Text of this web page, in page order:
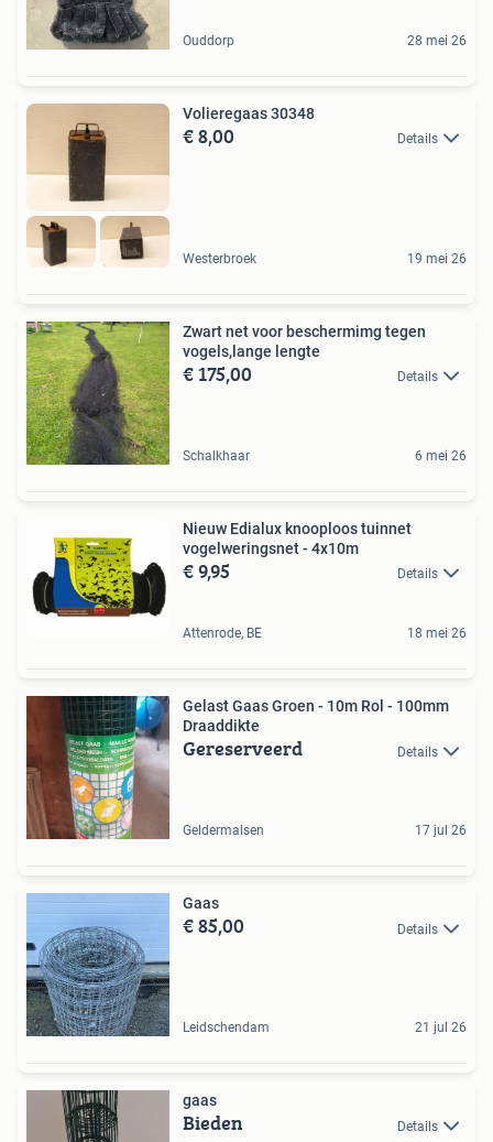
Ouddorp 28 mei 26
Volieregaas 30348
€ 8,00 Details
Westerbroek 19 mei 26
Zwart net voor beschermimg tegen
vogels,lange lengte
€ 175,00 Details
Schalkhaar 6 mei 26
Nieuw Edialux knooploos tuinnet
vogelweringsnet - 4x10m
€ 9,95 Details
Attenrode, BE 18 mei 26
Gelast Gaas Groen - 10m Rol - 100mm
Draaddikte
Gereserveerd Details
Geldermalsen 17 jul 26
Gaas
€ 85,00 Details
Leidschendam 21 jul 26
gaas
Bieden Details